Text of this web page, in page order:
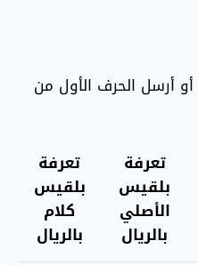
لتغيير الباقة اتصل على 444 أو أرسل الحرف الأول من
تعرفة
بلقيس
كلام
بالريال
تعرفة
بلقيس
الأصلي
بالريال